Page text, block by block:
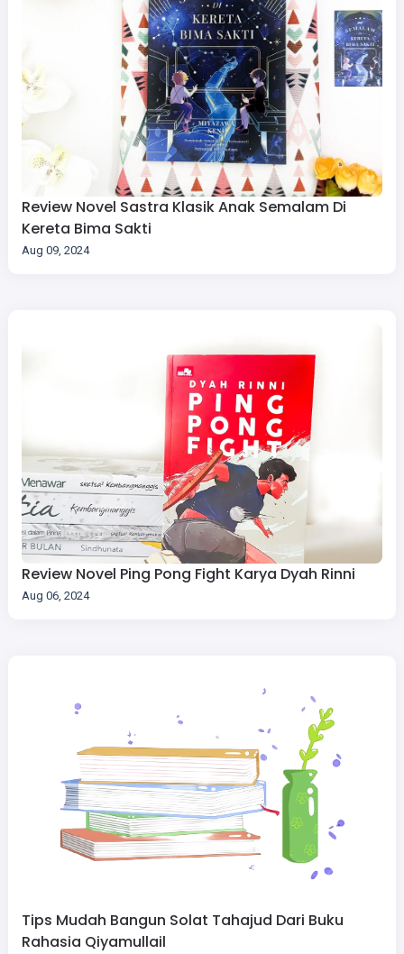
Review Novel Sastra Klasik Anak Semalam Di
Kereta Bima Sakti
Aug 09, 2024
Review Novel Ping Pong Fight Karya Dyah Rinni
Aug 06, 2024
Tips Mudah Bangun Solat Tahajud Dari Buku
Rahasia Qiyamullail